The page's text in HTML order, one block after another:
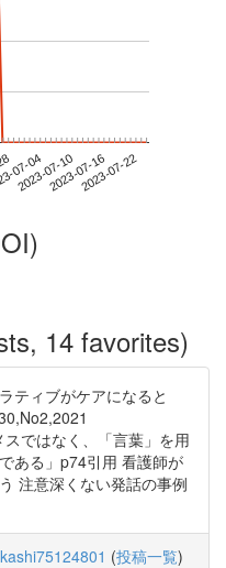
07-04
2023-07-102023-07-162023-07-22
14 favorites)
ティブがケアになると
ではなく、「言葉」を用
ある」p74引用 看護師が
注意深くない発話の事例
(投稿一覧)